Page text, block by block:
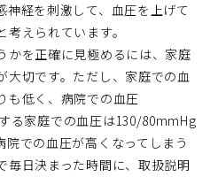
神経を刺激して、血圧を上げて
えられています。
かを正確に見極めるには、家庭
大切です。ただし、家庭での血
も低く、病院での血圧
る家庭での血圧は130/80mmHg
院での血圧が高くなってしまう
毎日決まった時間に、取扱説明